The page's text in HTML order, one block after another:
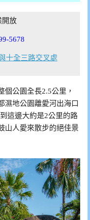
開放
5678
十全三路交叉處
個公園全長2.5公里，
濕地公園離愛河出海口
這邊大約是2公里的路
山人愛來散步的絕佳景